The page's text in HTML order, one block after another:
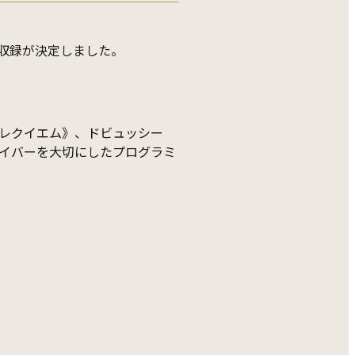
が決定しました。
クイエム》、ドビュッシー
バーを大切にしたプログラミ